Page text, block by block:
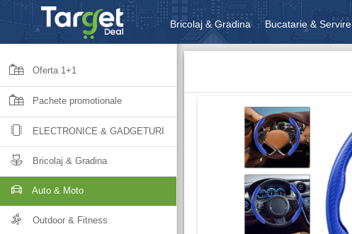
Bricolaj & Gradina Bucatarie & Servire
Unelte & Scule Jucarii, Copii & Bebe
Oferta 1+1
Pachete promotionale
ELECTRONICE & GADGETURI
Bricolaj & Gradina
Auto & Moto
Outdoor & Fitness